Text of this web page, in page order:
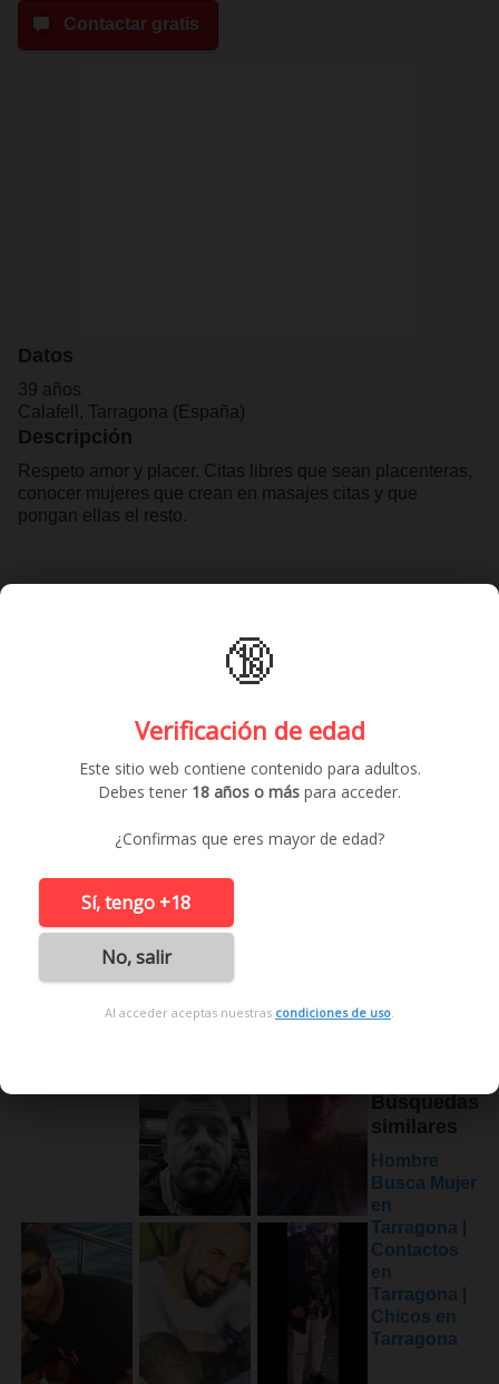
Contactar gratis
Datos
39 años
Calafell, Tarragona (España)
Descripción
Respeto amor y placer. Citas libres que sean placenteras,
conocer mujeres que crean en masajes citas y que
pongan ellas el resto.
Búsquedas
similares
Hombre
Busca Mujer
en
Tarragona
Contactos
en
Tarragona
Chicos en
Tarragona
🔞
Verificación de edad
Este sitio web contiene contenido para adultos.
Debes tener 18 años o más para acceder.
¿Confirmas que eres mayor de edad?
Sí, tengo +18
No, salir
Al acceder aceptas nuestras condiciones de uso